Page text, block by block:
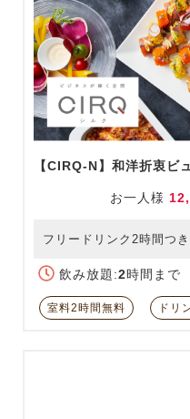
【CIRQ-N】和洋折衷ビ
お一人様
フリードリンク2時間つ
飲み放題:2時間まで
室料2時間無料 ドリ